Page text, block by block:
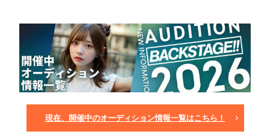
現在、開催中のオーディション情報一覧はこちら！